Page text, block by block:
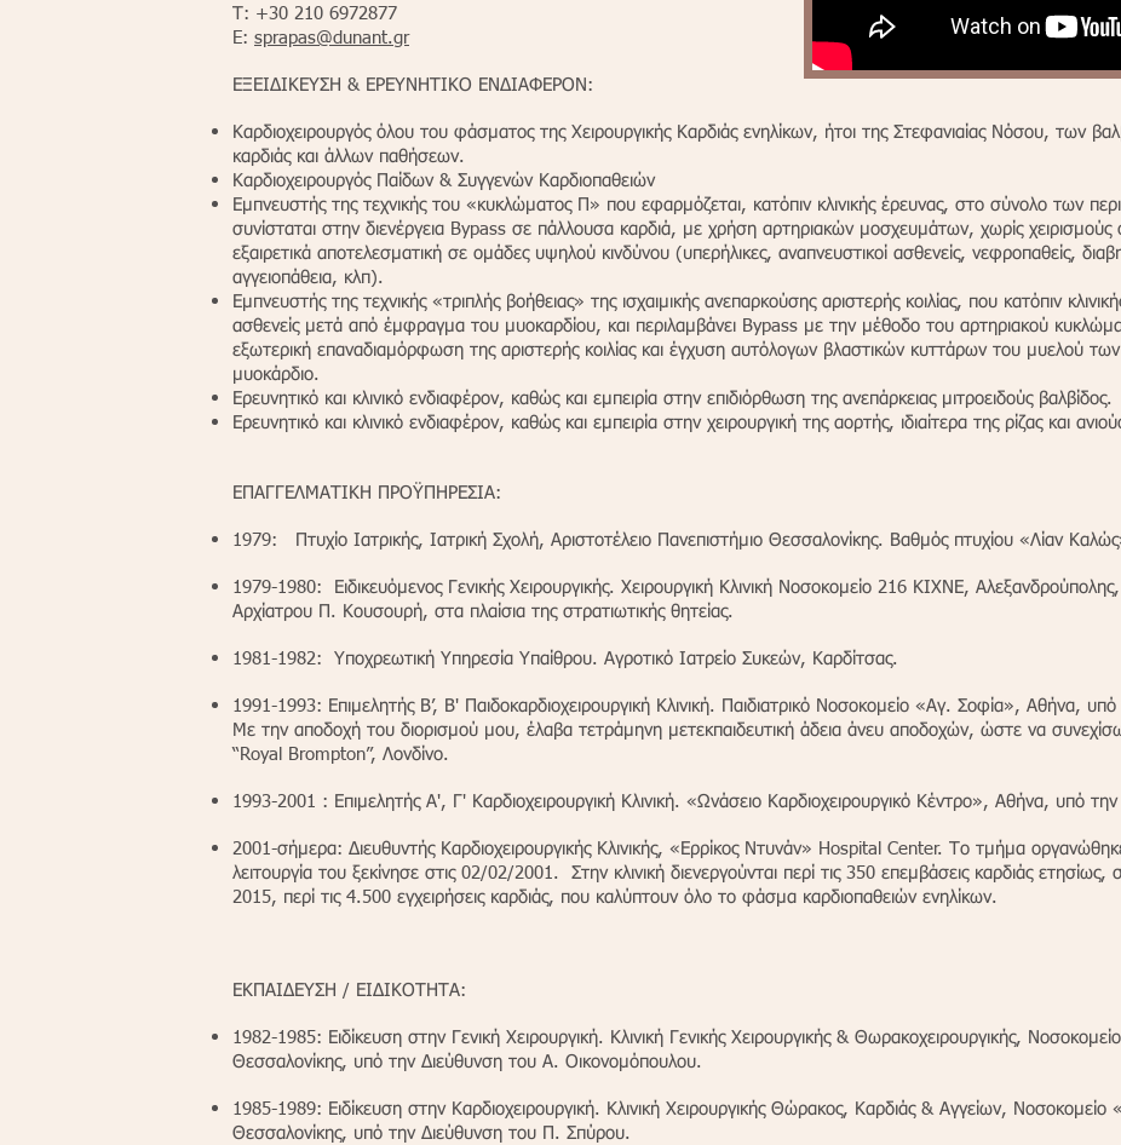
Τ: +30 210 6972877
E: sprapas@dunant.gr
ΕΞΕΙΔΙΚΕΥΣΗ & ΕΡΕΥΝΗΤΙΚΟ ΕΝΔΙΑΦΕΡΟΝ:
Καρδιοχειρουργός όλου του φάσματος της Χειρουργικής Καρδιάς ενηλίκων, ήτοι της Στεφανιαίας Νόσου, των
καρδιάς και άλλων παθήσεων.
Καρδιοχειρουργός Παίδων & Συγγενών Καρδιοπαθειών
Εμπνευστής της τεχνικής του «κυκλώματος Π» που εφαρμόζεται, κατόπιν κλινικής έρευνας, στο σύνολο των
συνίσταται στην διενέργεια Bypass σε πάλλουσα καρδιά, με χρήση αρτηριακών μοσχευμάτων, χωρίς χειρισμούς
εξαιρετικά αποτελεσματική σε ομάδες υψηλού κινδύνου (υπερήλικες, αναπνευστικοί ασθενείς, νεφροπαθείς,
αγγειοπάθεια, κλπ).
Εμπνευστής της τεχνικής «τριπλής βοήθειας» της ισχαιμικής ανεπαρκούσης αριστερής κοιλίας, που κατόπιν
ασθενείς μετά από έμφραγμα του μυοκαρδίου, και περιλαμβάνει Bypass με την μέθοδο του αρτηριακού
εξωτερική επαναδιαμόρφωση της αριστερής κοιλίας και έγχυση αυτόλογων βλαστικών κυττάρων του μυελού
μυοκάρδιο.
Ερευνητικό και κλινικό ενδιαφέρον, καθώς και εμπειρία στην επιδιόρθωση της ανεπάρκειας μιτροειδούς βαλβίδος.
Ερευνητικό και κλινικό ενδιαφέρον, καθώς και εμπειρία στην χειρουργική της αορτής, ιδιαίτερα της ρίζας και
ΕΠΑΓΓΕΛΜΑΤΙΚΗ ΠΡΟΫΠΗΡΕΣΙΑ:
1979: Πτυχίο Ιατρικής, Ιατρική Σχολή, Αριστοτέλειο Πανεπιστήμιο Θεσσαλονίκης. Βαθμός πτυχίου «Λίαν
1979-1980: Ειδικευόμενος Γενικής Χειρουργικής. Χειρουργική Κλινική Νοσοκομείο 216 ΚΙΧΝΕ,
Αρχίατρου Π. Κουσουρή, στα πλαίσια της στρατιωτικής θητείας.
1981-1982: Υποχρεωτική Υπηρεσία Υπαίθρου. Αγροτικό Ιατρείο Συκεών, Καρδίτσας.
1991-1993: Επιμελητής Β’, Β' Παιδοκαρδιοχειρουργική Κλινική. Παιδιατρικό Νοσοκομείο «Αγ. Σοφία», Αθήνα,
Με την αποδοχή του διορισμού μου, έλαβα τετράμηνη μετεκπαιδευτική άδεια άνευ αποδοχών, ώστε να
“Royal Brompton”, Λονδίνο.
1993-2001 : Επιμελητής Α', Γ' Καρδιοχειρουργική Κλινική. «Ωνάσειο Καρδιοχειρουργικό Κέντρο», Αθήνα, υπό
2001-σήμερα: Διευθυντής Καρδιοχειρουργικής Κλινικής, «Ερρίκος Ντυνάν» Hospital Center. Το τμήμα
λειτουργία του ξεκίνησε στις 02/02/2001. Στην κλινική διενεργούνται περί τις 350 επεμβάσεις καρδιάς
2015, περί τις 4.500 εγχειρήσεις καρδιάς, που καλύπτουν όλο το φάσμα καρδιοπαθειών ενηλίκων.
ΕΚΠΑΙΔΕΥΣΗ / ΕΙΔΙΚΟΤΗΤΑ:
1982-1985: Ειδίκευση στην Γενική Χειρουργική. Κλινική Γενικής Χειρουργικής & Θωρακοχειρουργικής,
Θεσσαλονίκης, υπό την Διεύθυνση του Α. Οικονομόπουλου.
1985-1989: Ειδίκευση στην Καρδιοχειρουργική. Κλινική Χειρουργικής Θώρακος, Καρδιάς & Αγγείων,
Θεσσαλονίκης, υπό την Διεύθυνση του Π. Σπύρου.